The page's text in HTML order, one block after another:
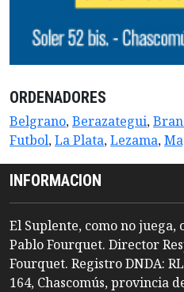
ORDENADORES
Belgrano,Berazategui,
Futbol,La Plata,Lezama,
INFORMACION
El Suplente, como no
Pablo Fourquet. Director
Fourquet. Registro DNDA:
164, Chascomús, provincia